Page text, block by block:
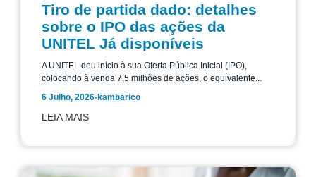
Tiro de partida dado: detalhes
sobre o IPO das ações da
UNITEL Já disponíveis
A UNITEL deu início à sua Oferta Pública Inicial (IPO),
colocando à venda 7,5 milhões de ações, o equivalente...
6 Julho, 2026-kambarico
LEIA MAIS